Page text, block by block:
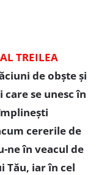
TREILEA
de obște și
se unesc în
cererile de
ne în veacul de
Tău, iar în cel